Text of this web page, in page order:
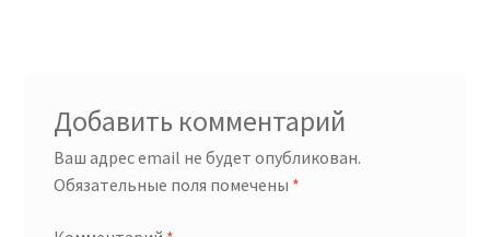
Добавить комментарий
Ваш адрес email не будет опубликован.
Обязательные поля помечены *